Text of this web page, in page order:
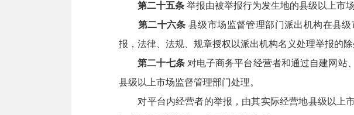
第二十五条 举报由被举报行为发生地的县级以上市
第二十六条 县级市场监督管理部门派出机构在县
报，法律、法规、规章授权以派出机构名义处理举报的除
第二十七条对电子商务平台经营者和通过自建网站
县级以上市场监督管理部门处理。
对平台内经营者的举报，由其实际经营地县级以上市